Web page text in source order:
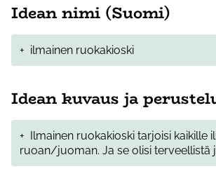
Idean nimi (Suomi)
+ ilmainen ruokakioski
Idean kuvaus ja
+
Ilmainen ruokakioski tarjoisi kaikille
ruoan/juoman. Ja se olisi terveellistä